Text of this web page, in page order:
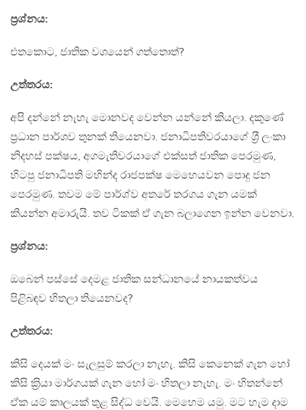
ප‍්‍රශ්නය:
එතකොට, ජාතික වශයෙන් ගත්තොත්?
උත්තරය:
අපි දන්නේ නැහැ මොනවද වෙන්න යන්නේ කියලා. දකුණේ
ප‍්‍රධාන පාර්ශව තුනක් තියෙනවා. ජනාධිපතිවරයාගේ ශ‍්‍රී ලංකා
නිදහස් පක්ෂය, අගමැතිවරයාගේ එක්සත් ජාතික පෙරමුණ,
හිටපු ජනාධිපති මහින්ද රාජපක්ෂ මෙහෙයවන පොදු ජන
පෙරමුණ. තවම මේ පාර්ශ්ව අතරේ තරගය ගැන යමක්
කියන්න අමාරුයි. තව ටිකක් ඒ ගැන බලාගෙන ඉන්න වෙනවා.
ප‍්‍රශ්නය:
ඔබෙන් පස්සේ දෙමළ ජාතික සන්ධානයේ නායකත්වය
පිළිබඳව හිතලා තියෙනවද?
උත්තරය:
කිසි දෙයක් මං සැලසුම් කරලා නැහැ. කිසි කෙනෙක් ගැන හෝ
කිසි ක‍්‍රියා මාර්ගයක් ගැන හෝ මං හිතලා නැහැ. මං හිතන්නේ
ඒක යම් කාලයක් තුළ සිද්ධ වෙයි. මෙහෙම යමු. මට හැම දාම